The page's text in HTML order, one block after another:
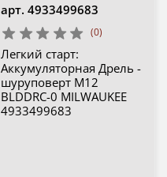
арт. 4933499683
(0)
Легкий старт:
Аккумуляторная Дрель -
шуруповерт M12
BLDDRC-0 MILWAUKEE
4933499683